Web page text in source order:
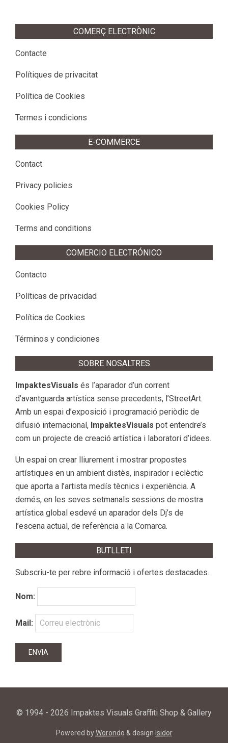
COMERÇ ELECTRÒNIC
Contacte
Polítiques de privacitat
Política de Cookies
Termes i condicions
E-COMMERCE
Contact
Privacy policies
Cookies Policy
Terms and conditions
COMERCIO ELECTRÓNICO
Contacto
Políticas de privacidad
Política de Cookies
Términos y condiciones
SOBRE NOSALTRES
ImpaktesVisuals és l’aparador d’un corrent
d’avantguarda artística sense precedents, l’StreetArt.
Amb un espai d’exposició i programació periòdic de
difusió internacional, ImpaktesVisuals pot entendre’s
com un projecte de creació artística i laboratori d’idees.
Un espai on crear lliurement i mostrar propostes
artístiques en un ambient distès, inspirador i eclèctic
que aporta a l’artista medís tècnics i experiència. A
demés, en les seves setmanals sessions de mostra
artística global esdevé un aparador dels Dj’s de
l’escena actual, de referència a la Comarca.
BUTLLETI
Subscriu-te per rebre informació i ofertes destacades.
Nom:
Mail:
© 1994 - 2026 Impaktes Visuals Graffiti Shop & Gallery
Powered byWorondo & design Isidor